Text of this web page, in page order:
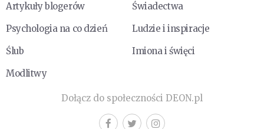
Artykuły blogerów
Świadectwa
Psychologia na co dzień
Ludzie i inspiracje
Ślub
Imiona i święci
Modlitwy
Dołącz do społeczności DEON.pl